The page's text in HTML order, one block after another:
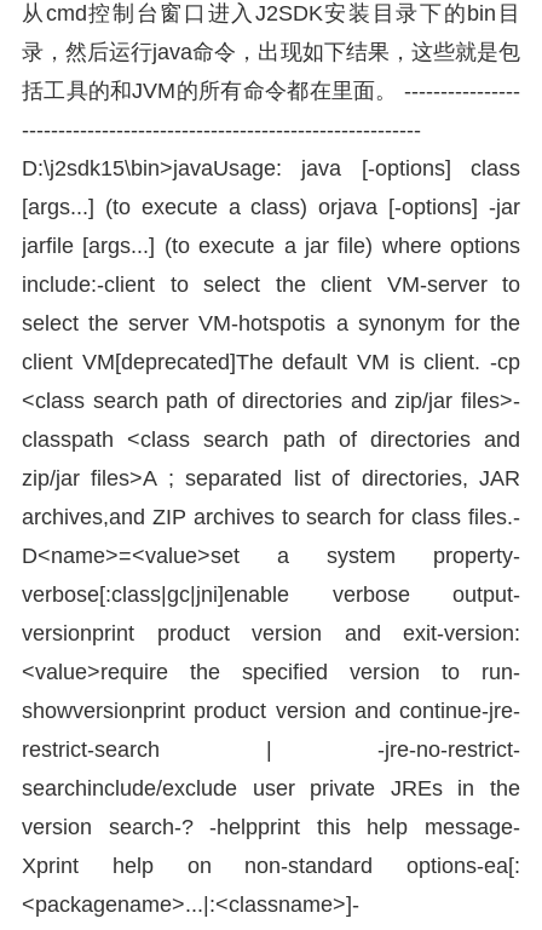
从cmd控制台窗口进入J2SDK安装目录下的bin目
录，然后运行java命令，出现如下结果，这些就是包
括工具的和JVM的所有命令都在里面。 ----------------
-------------------------------------------------------
D:\j2sdk15\bin>javaUsage: java [-options] class
[args...] (to execute a class) orjava [-options] -jar
jarfile [args...] (to execute a jar file) where options
include:-client to select the client VM-server to
select the server VM-hotspotis a synonym for the
client VM[deprecated]The default VM is client. -cp
<class search path of directories and zip/jar files>-
classpath <class search path of directories and
zip/jar files>A ; separated list of directories, JAR
archives,and ZIP archives to search for class files.-
D<name>=<value>set a system property-
verbose[:class|gc|jni]enable verbose output-
versionprint product version and exit-version:
<value>require the specified version to run-
showversionprint product version and continue-jre-
restrict-search | -jre-no-restrict-
searchinclude/exclude user private JREs in the
version search-? -helpprint this help message-
Xprint help on non-standard options-ea[:
<packagename>...|:<classname>]-